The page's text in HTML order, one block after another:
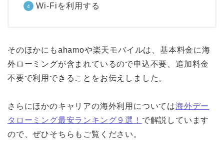
Wi-Fiを利用する
そのほかにもahamoや楽天モバイルは、基本料金に海
外ローミングが含まれているので申込不要、追加料金
不要で利用できることをお伝えしました。
さらにほかのキャリアの海外利用については海外デー
タローミング最安ランキング９選！ で解説しています
ので、ぜひそちらもご覧ください。